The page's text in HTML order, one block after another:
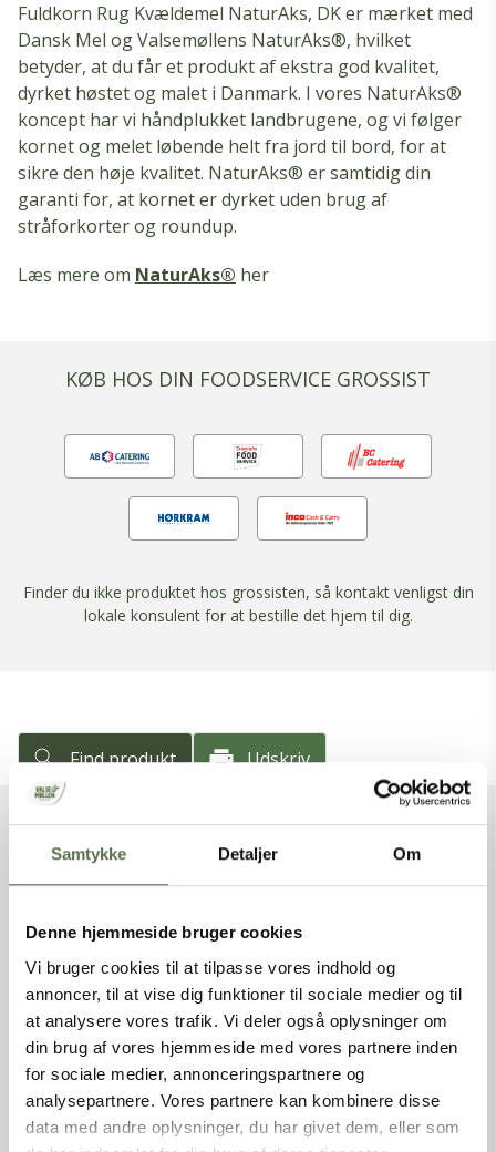
Samtykke Detaljer Om
Denne hjemmeside bruger cookies
Vi bruger cookies til at tilpasse vores indhold og
annoncer, til at vise dig funktioner til sociale medier og til
at analysere vores trafik. Vi deler også oplysninger om
din brug af vores hjemmeside med vores partnere inden
for sociale medier, annonceringspartnere og
analysepartnere. Vores partnere kan kombinere disse
data med andre oplysninger, du har givet dem, eller som
Fuldkorn Rug Kvældemel NaturAks, DK er mærket med
Dansk Mel og Valsemøllens NaturAks®, hvilket
betyder, at du får et produkt af ekstra god kvalitet,
dyrket høstet og malet i Danmark. I vores NaturAks®
koncept har vi håndplukket landbrugene, og vi følger
kornet og melet løbende helt fra jord til bord, for at
sikre den høje kvalitet. NaturAks® er samtidig din
garanti for, at kornet er dyrket uden brug af
stråforkorter og roundup.
Læs mere om NaturAks® her
KØB HOS DIN FOODSERVICE GROSSIST
Finder du ikke produktet hos grossisten, så kontakt venligst din
lokale konsulent for at bestille det hjem til dig.
Find produkt Udskriv
VAREFAKTA
Varenavn
Fuldkorn Rug Kvældemel
NaturAks, DK
Nettovægt
10 kg
Produkttype
Kvældemel
Varebetegnelse
Varmebehandlet rugmel
Varemærke
Valsemøllen
EAN (stk)
05701075109968
Emballage
Holdbarhed (uåbnet)
270 dage